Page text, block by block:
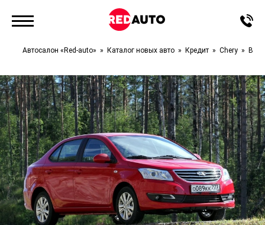
Автосалон «Red-auto» Каталог новых авто Кредит Chery